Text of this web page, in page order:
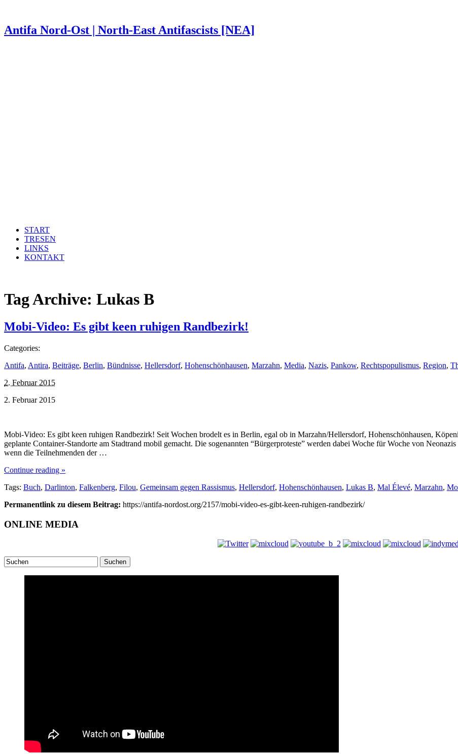
Antifa Nord-Ost | North-East Antifascists [NEA]
START
TRESEN
LINKS
KONTAKT
Tag Archive: Lukas B
Mobi-Video: Es gibt keen ruhigen Randbezirk!
Categories:
Antifa, Antira, Beiträge, Berlin, Bündnisse, Hellersdorf, Hohenschönhausen, Marzahn, Media, Nazis, Pankow, Rechtspopulismus, Region,
2. Februar 2015
2. Februar 2015
Mobi-Video: Es gibt keen ruhigen Randbezirk! Seit Wochen brodelt es in Berlin, egal ob in Marzahn/Hellersdorf, Hohenschönhausen,
geplante Container-Standorte am Stadtrand mobil gemacht. Die sogenannten “Bürgerproteste” werden dabei Woche für Woche von
wenn die Teilnehmenden der …
Continue reading »
Tags: Buch, Darlinton, Falkenberg, Filou, Gemeinsam gegen Rassismus, Hellersdorf, Hohenschönhausen, Lukas B, Mal Élevé, Marzahn,
Permanentlink zu diesem Beitrag: https://antifa-nordost.org/2157/mobi-video-es-gibt-keen-ruhigen-randbezirk/
ONLINE MEDIA
Suchen